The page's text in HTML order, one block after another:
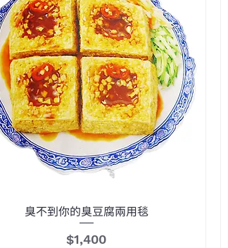
臭不到你的臭豆腐兩用毯
價格
$1,400